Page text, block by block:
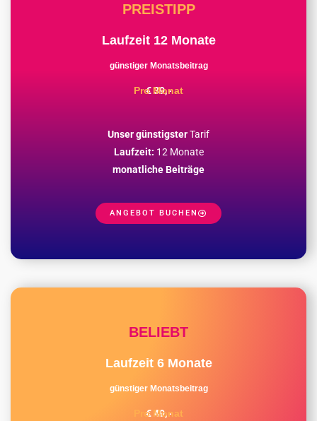
PREISTIPP
Laufzeit 12 Monate
günstiger Monatsbeitrag
€ 39,-
Pro Monat
Unser günstigsterTarif
Laufzeit: 12 Monate
monatliche Beiträge
ANGEBOT BUCHEN
BELIEBT
Laufzeit 6 Monate
günstiger Monatsbeitrag
€ 49,-
Pro Monat